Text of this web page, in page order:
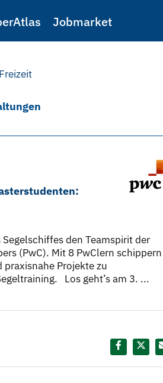
Jobmarket
Freizeit
den Teamspirit der
(PwC). Mit 8 PwClern schippern
Projekte zu
Los geht’s am 3. ...